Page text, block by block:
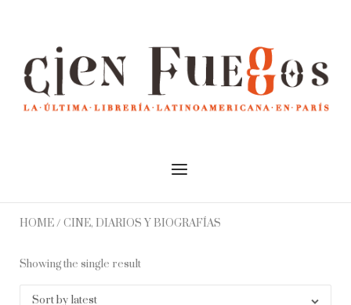
Menu
HOME/ CINE, DIARIOS Y BIOGRAFÍAS
Showing the single result
Sort by latest